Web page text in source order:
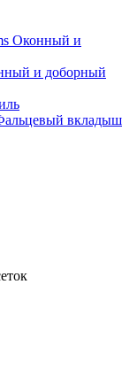
Оконный и
и доборный
вкладыш